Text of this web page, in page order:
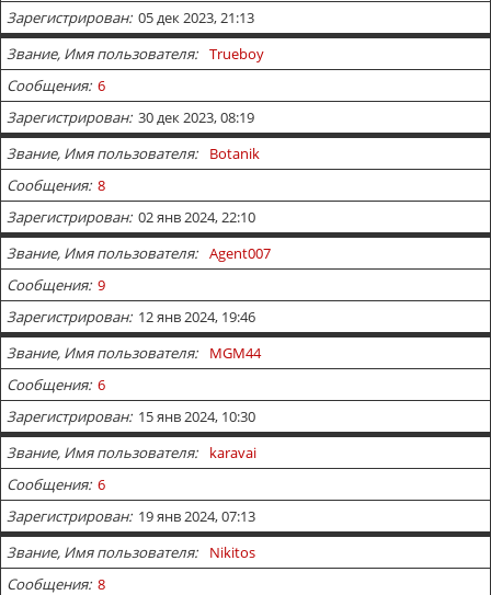
Зарегистрирован 05 дек 2023, 21:13
Звание, Имя пользователя
Trueboy
Сообщения 6
Зарегистрирован 30 дек 2023, 08:19
Звание, Имя пользователя
Botanik
Сообщения 8
Зарегистрирован 02 янв 2024, 22:10
Звание, Имя пользователя
Agent007
Сообщения 9
Зарегистрирован 12 янв 2024, 19:46
Звание, Имя пользователя
MGM44
Сообщения 6
Зарегистрирован 15 янв 2024, 10:30
Звание, Имя пользователя
karavai
Сообщения 6
Зарегистрирован 19 янв 2024, 07:13
Звание, Имя пользователя
Nikitos
Сообщения 8